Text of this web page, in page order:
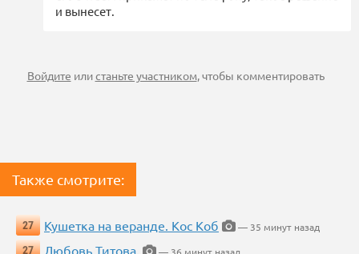
и вынесет.
Войдите илистаньте участником, чтобы комментировать
Также смотрите:
27 Кушетка на веранде. Кос Коб
— 35 минут назад
27
Любовь Титова.